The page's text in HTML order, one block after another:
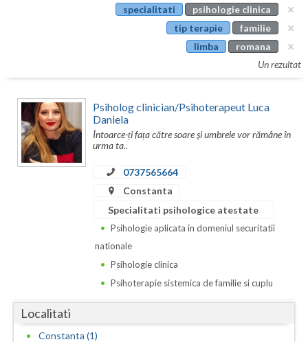
Calarasi
Caras-Severin
Cluj
Constanta
Giurgiu
Gorj
specialitati
psihologie clinica
tip terapie
familie
limba
romana
Un rezultat
Psiholog clinician/Psihoterapeut Luca
Daniela
Întoarce-ți fața către soare și umbrele vor rămâne în
urma ta..
0737565664
Constanta
Specialitati psihologice atestate
Psihologie aplicata in domeniul securitatii
nationale
Psihologie clinica
Psihoterapie sistemica de familie si cuplu
Localitati
Constanta (1)